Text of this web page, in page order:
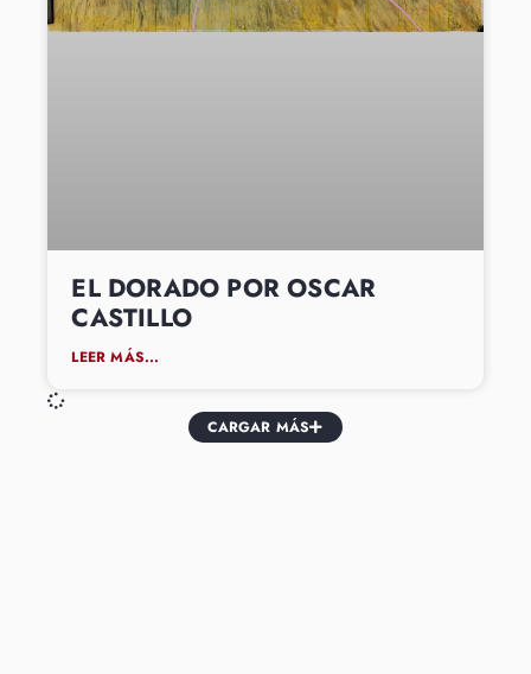
EL DORADO POR OSCAR
CASTILLO
LEER MÁS...
CARGAR MÁS